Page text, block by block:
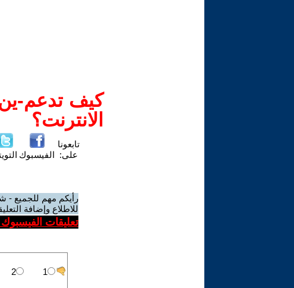
كيف تدعم-ين
الانترنت؟
تابعونا
على: الفيسبوك
رأيكم مهم للجميع -
للاطلاع وإضافة
تعليقات